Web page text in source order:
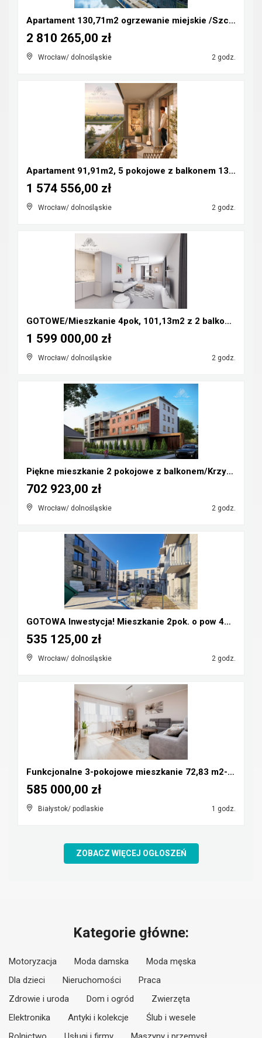
Apartament 130,71m2 ogrzewanie miejskie /Szczepin ...
Wrocław/ dolnośląskie 2 godz.
2 810 265,00 zł
Apartament 91,91m2, 5 pokojowe z balkonem 13,01m2/...
Wrocław/ dolnośląskie 2 godz.
1 574 556,00 zł
GOTOWE/Mieszkanie 4pok, 101,13m2 z 2 balkonami/Wro...
Wrocław/ dolnośląskie 2 godz.
1 599 000,00 zł
Piękne mieszkanie 2 pokojowe z balkonem/Krzyki, Kl...
Wrocław/ dolnośląskie 2 godz.
702 923,00 zł
GOTOWA Inwestycja! Mieszkanie 2pok. o pow 42,35m2 ...
Wrocław/ dolnośląskie 2 godz.
535 125,00 zł
Funkcjonalne 3-pokojowe mieszkanie 72,83 m2- Nowe
Białystok/ podlaskie 1 godz.
585 000,00 zł
ZOBACZ WIĘCEJ OGŁOSZEŃ
Kategorie główne:
Motoryzacja Moda damska
Moda męska
Dla dzieci
Nieruchomości
Praca
Zdrowie i uroda
Dom i ogród
Zwierzęta
Elektronika
Antyki i kolekcje
Ślub i wesele